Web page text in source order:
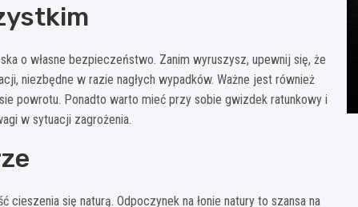
o własne bezpieczeństwo. Zanim wyruszysz, upewnij się, że
niezbędne w razie nagłych wypadków. Ważne jest również
powrotu. Ponadto warto mieć przy sobie gwizdek ratunkowy i
w sytuacji zagrożenia.
się naturą. Odpoczynek na łonie natury to szansa na